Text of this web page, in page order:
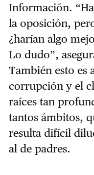
Información.
la oposición,
¿harían algo
Lo dudo”,
También esto es
corrupción y el
raíces tan
tantos ámbitos,
resulta difícil
al de padres.